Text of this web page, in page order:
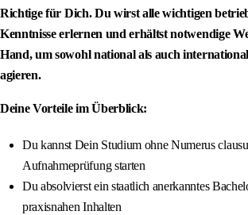
Richtige für Dich. Du wirst alle wichtigen
Kenntnisse erlernen und erhältst notwendige
Hand, um sowohl national als auch
agieren.
Deine Vorteile im Überblick:
Du kannst Dein Studium ohne Numerus
Aufnahmeprüfung starten
Du absolvierst ein staatlich anerkanntes
praxisnahen Inhalten